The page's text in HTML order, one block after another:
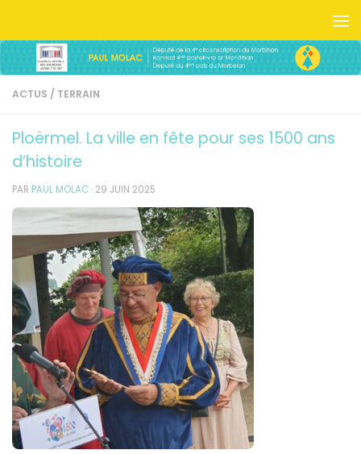
ACTUS / TERRAIN
Ploërmel. La ville en fête pour ses 1500 ans
d’histoire
PAR PAUL MOLAC · 29 JUIN 2025